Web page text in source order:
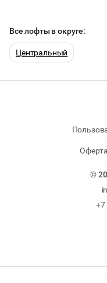
Все лофты в округе:
Центральный
©
+7